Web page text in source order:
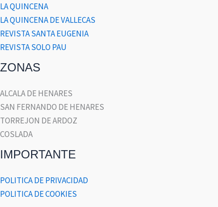
LA QUINCENA
LA QUINCENA DE VALLECAS
REVISTA SANTA EUGENIA
REVISTA SOLO PAU
ZONAS
ALCALA DE HENARES
SAN FERNANDO DE HENARES
TORREJON DE ARDOZ
COSLADA
IMPORTANTE
POLITICA DE PRIVACIDAD
POLITICA DE COOKIES